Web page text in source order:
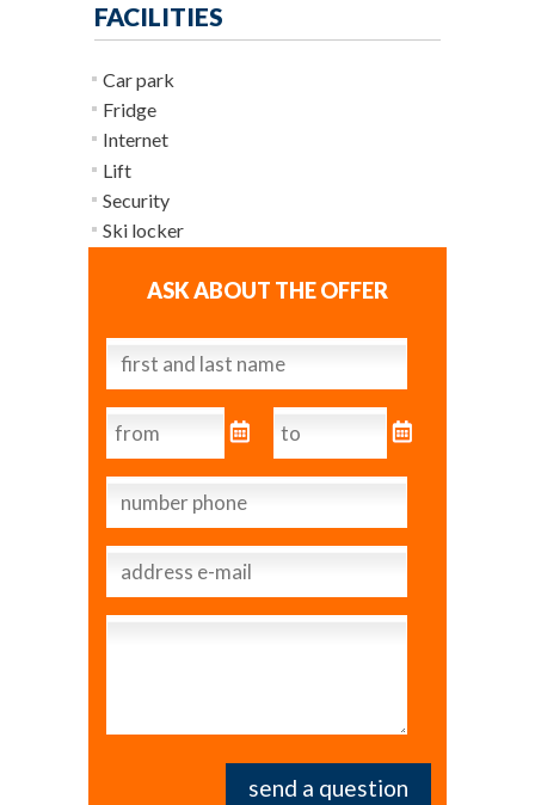
FACILITIES
Car park
Fridge
Internet
Lift
Security
Ski locker
ASK ABOUT THE OFFER